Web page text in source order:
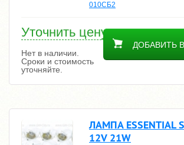
010СБ2
Уточнить цену
ДОБАВИТЬ
Нет в наличии.
Сроки и стоимость
уточняйте.
ЛАМПА ESSENTIAL
12V 21W